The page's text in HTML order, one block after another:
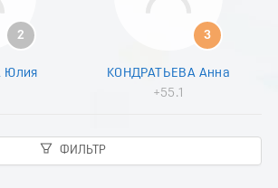
2
Юлия
3
КОНДРАТЬЕВА Анна
+55.1
ФИЛЬТР